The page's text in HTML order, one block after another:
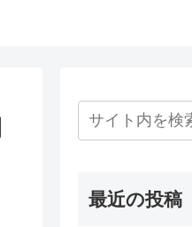
最近の投稿